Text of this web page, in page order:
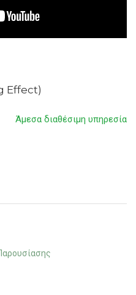
Effect)
Άμεσα διαθέσιμη υπηρεσία